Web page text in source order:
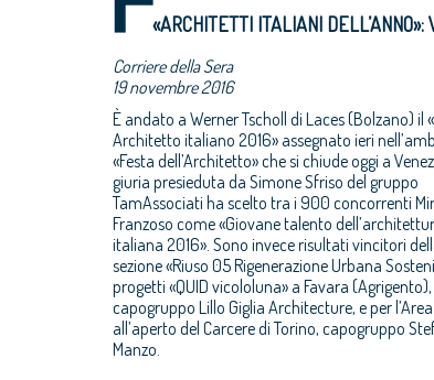
«ARCHITETTI ITALIANI
Corriere della Sera
19 novembre 2016
È andato a Werner Tscholl di Laces (Bolzano) il
Architetto italiano 2016» assegnato ieri
«Festa dell’Architetto» che si chiude oggi a
giuria presieduta da Simone Sfriso del gruppo
TamAssociati ha scelto tra i 900 concorrenti
Franzoso come «Giovane talento
italiana 2016». Sono invece risultati vincitori
sezione «Riuso 05 Rigenerazione Urbana
progetti «QUID vicololuna» a Favara (Agrigento),
capogruppo Lillo Giglia Architecture, e per
all’aperto del Carcere di Torino, capogruppo
Manzo.